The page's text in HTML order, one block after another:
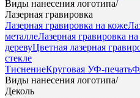
Виды нанесения логотипа/
Лазерная гравировка
Лазерная гравировка на коже
металлеЛазерная гравировка на
деревуЦветная лазерная
стекле
ТиснениеКруговая УФ-печать
Виды нанесения логотипа/
Деколь